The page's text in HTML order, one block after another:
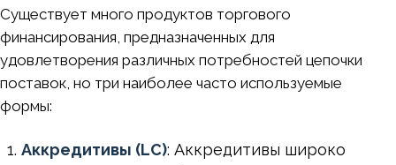
Существует много продуктов торгового
финансирования, предназначенных для
удовлетворения различных потребностей цепочки
поставок, но три наиболее часто используемые
формы:
Аккредитивы (LC): Аккредитивы широко